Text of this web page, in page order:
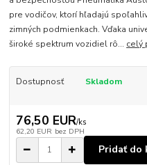
pre vodičov, ktorí hľadajú
zimných podmienkach. Vďaka
široké spektrum vozidiel rô... celý
Dostupnosť Skladom
76,50 EUR/ks
62,20 EUR bez DPH
Pridať do